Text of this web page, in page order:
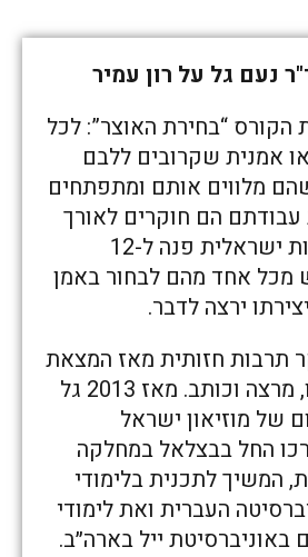
נעם גל על רון עמיר
“בחירת האוצר”: לכל
אמנית שקרובים ללבם
מלווים אותם ומתפתחים
הם חוקרים לאורך
שנים. בית לאמנות ישראלית פנה ל-12
מכל אחד מהם לבחור באמן
ירצה לדבר.
תרבות חזותית מאז המצאת
הצילום ועד ימינו, מרצה וכותב. מאז 2013 גל
של מוזיאון ישראל
החל בבצלאל במחלקה
המשיך לתכנית בלימודי
העברית ואת לימודי
באוניברסיטת ייל בארה״ב.